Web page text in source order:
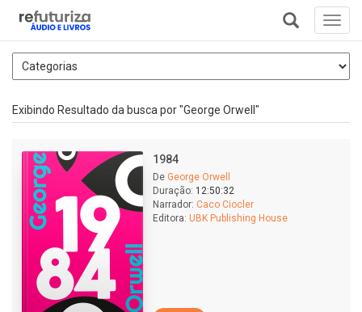
+
Exibindo Resultado da busca por "George Orwell"
1984
De George Orwell
Duração: 12:50:32
Narrador: Caco Ciocler
Editora: UBK Publishing House